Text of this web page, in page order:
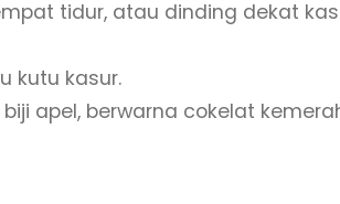
tidur, atau dinding dekat
kutu kasur.
apel, berwarna cokelat